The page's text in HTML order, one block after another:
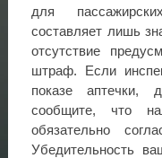
для
составляет лишь
отсутствие
штраф. Если
показе аптечки,
сообщите, что
обязательно
Убедительность